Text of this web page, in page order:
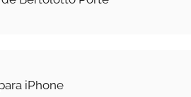
iPhone